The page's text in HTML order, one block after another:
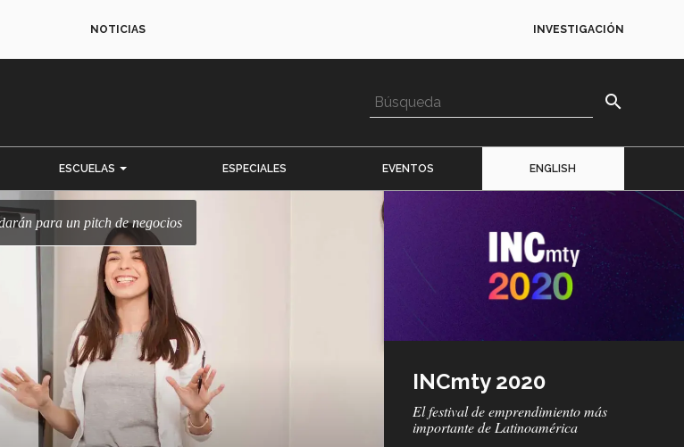
NOTICIAS INVESTIGACIÓN
search
ESCUELAS ESPECIALES EVENTOS ENGLISH
para un pitch de negocios
Imagen
o
INCmty 2020
Subtítulo
El festival de emprendimiento más
importante de Latinoamérica